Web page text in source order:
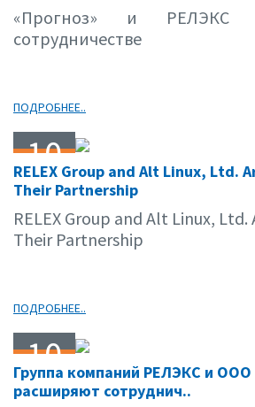
«Прогноз» и РЕЛЭКС
сотрудничестве
ПОДРОБНЕЕ..
10
11.14
RELEX Group and Alt Linux, Ltd.
Their Partnership
RELEX Group and Alt Linux, Ltd.
Their Partnership
ПОДРОБНЕЕ..
10
11.14
Группа компаний РЕЛЭКС и ООО
расширяют сотруднич..